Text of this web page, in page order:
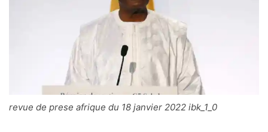
revue de prese afrique du 18 janvier 2022 ibk_1_0